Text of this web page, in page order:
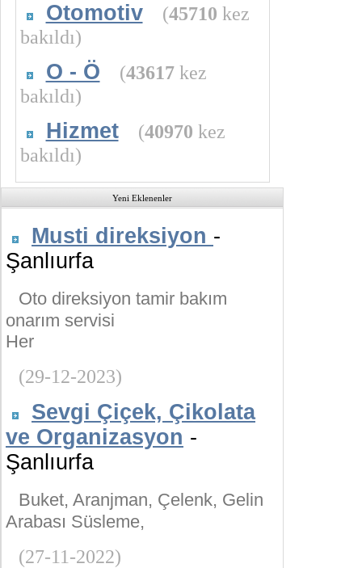
Otomotiv (45710 kez
bakıldı)
O - Ö (43617kez
bakıldı)
Hizmet (40970 kez
bakıldı)
Yeni Eklenenler
Musti direksiyon -
Şanlıurfa
Oto direksiyon tamir bakım
onarım servisi
Her
(29-12-2023)
Sevgi Çiçek, Çikolata
ve Organizasyon -
Şanlıurfa
Buket, Aranjman, Çelenk, Gelin
Arabası Süsleme,
(27-11-2022)